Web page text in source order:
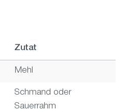
Zutat
Mehl
Schmand oder
Sauerrahm